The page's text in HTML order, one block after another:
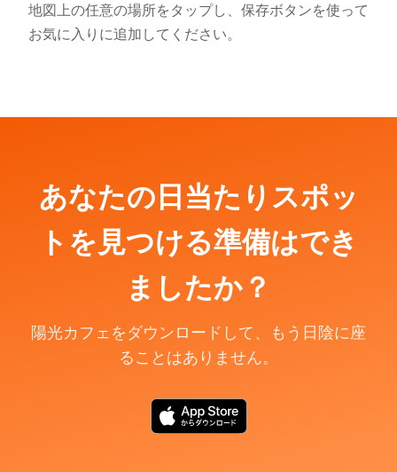
地図上の任意の場所をタップし、保存ボタンを使って
お気に入りに追加してください。
あなたの日当たりスポッ
トを見つける準備はでき
ましたか？
陽光カフェをダウンロードして、もう日陰に座
ることはありません。